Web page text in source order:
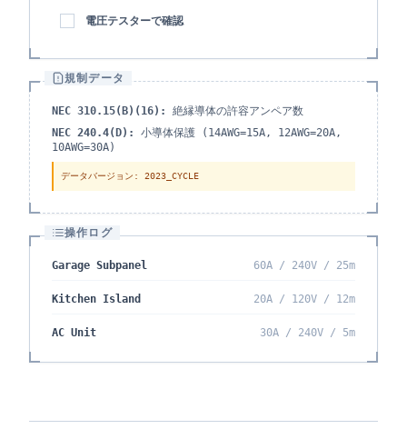
電圧テスターで確認
規制データ
NEC 310.15(B)(16):
絶縁導体の許容アンペア数
NEC 240.4(D):
小導体保護 (14AWG=15A, 12AWG=20A,
10AWG=30A)
データバージョン : 2023_CYCLE
操作ログ
Garage Subpanel 60A / 240V / 25m
Kitchen Island 20A / 120V / 12m
AC Unit 30A / 240V / 5m